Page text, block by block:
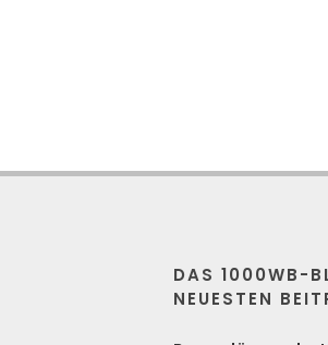
DAS 1000WB-
NEUESTEN